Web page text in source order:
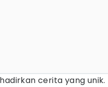
cerita yang unik.